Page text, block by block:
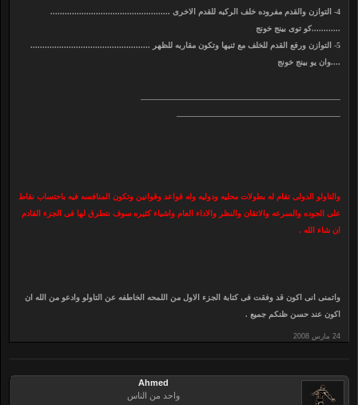
4- التوازن والقدم مفروده خلف الركبه للقدم الاخرى ..................................................
............كو توى بينج خونج
5- التوازن ورفع القدم للخلف مع ثنيها وتكون مقاربه للظهر ..................................................
....وان يو بينج خونج
والتاولو الدولى تقام له بطولات محليه ودوليه وله قواعد وقوانين وتكون المنافسه فيه باحتساب نقاط
على الجوده والسرعه والاتقان والنظر والاداء العام واشياء كثيره سوف نتطرق لها فى الجزء القادم
ان شاء الله .
واتمنى انى اكون قد وفقت فى كتابة الجزء الاول من اللمحه الخاطفه عن التاولو وادعو من الله ان
اكون عند حسن ظنكم جميع .
Ahmed
واحد من الناس